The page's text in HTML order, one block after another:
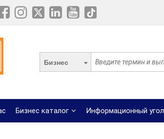
Бизнес
Бизнес каталог Информационный